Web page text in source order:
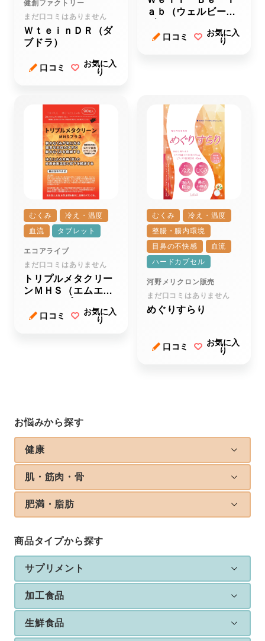
お悩みから探す
健康
肌・筋肉・骨
肥満・脂肪
商品タイプから探す
サプリメント
加工食品
生鮮食品
健創ファクトリー
まだ口コミはありません
ＷｔｅｉｎＤＲ（ダ
ブドラ）
口コミ
お気に入
り
ａｂ（ウェルビータ
口コミ
お気に入
り
むくみ
冷え・温度
血流
タブレット
エコアライブ
まだ口コミはありません
トリプルメタクリー
ンＭＨＳ（エムエイ
口コミ
お気に入
り
むくみ
冷え・温度
整腸・腸内環境
目鼻の不快感
血流
ハードカプセル
河野メリクロン販売
まだ口コミはありません
めぐりすらり
口コミ
お気に入
り